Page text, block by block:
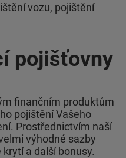
vozu, pojištění
pojišťovny
finančním produktům
pojištění Vašeho
Prostřednictvím naší
výhodné sazby
a další bonusy.